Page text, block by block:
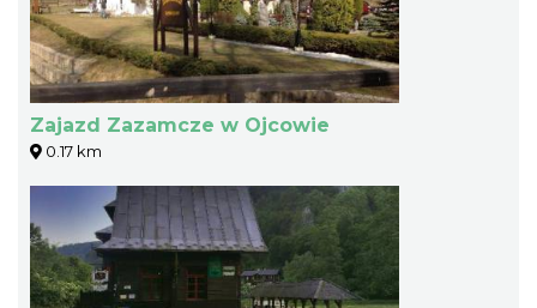
Zajazd Zazamcze w Ojcowie
0.17 km